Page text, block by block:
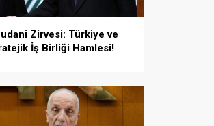
Zirvesi: Türkiye ve
İş Birliği Hamlesi!